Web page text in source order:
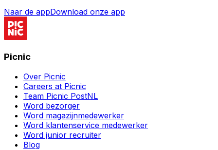
Naar de appDownload onze app
Picnic
Over Picnic
Careers at Picnic
Team Picnic PostNL
Word bezorger
Word magazijnmedewerker
Word klantenservice medewerker
Word junior recruiter
Blog